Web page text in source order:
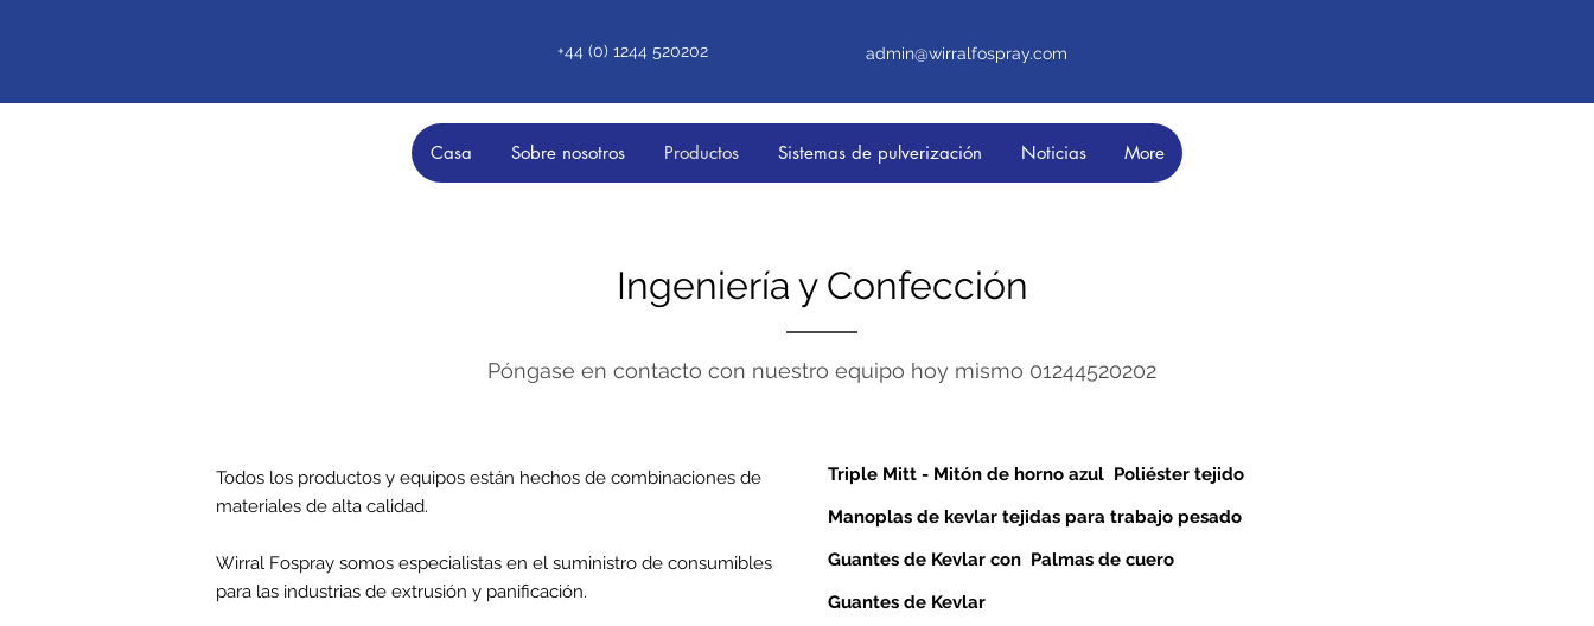
+44 (0) 1244 520202 admin@wirralfospray.com
Casa Sobre nosotros Productos Sistemas de pulverización Noticias More
Ingeniería y Confección
Póngase en contacto con nuestro equipo hoy mismo 01244520202
Todos los productos y equipos están hechos de combinaciones de
materiales de alta calidad.
Wirral Fospray somos especialistas en el suministro de consumibles
para las industrias de extrusión y panificación.
Triple Mitt - Mitón de horno azul Poliéster tejido
Manoplas de kevlar tejidas para trabajo pesado
Guantes de Kevlar con Palmas de cuero
Guantes de Kevlar